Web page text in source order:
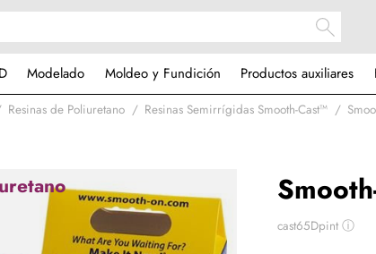
Modelado Moldeo y Fundición Productos auxiliares
Resinas de Poliuretano Resinas Semirrígidas Smooth-Cast™
cast65Dpint ⓘ